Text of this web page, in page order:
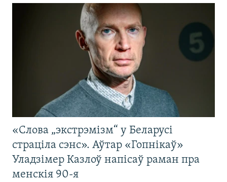
«Слова „экстрэмізм“ у Беларусі
страціла сэнс». Аўтар «Гопнікаў»
Уладзімер Казлоў напісаў раман пра
менскія 90-я